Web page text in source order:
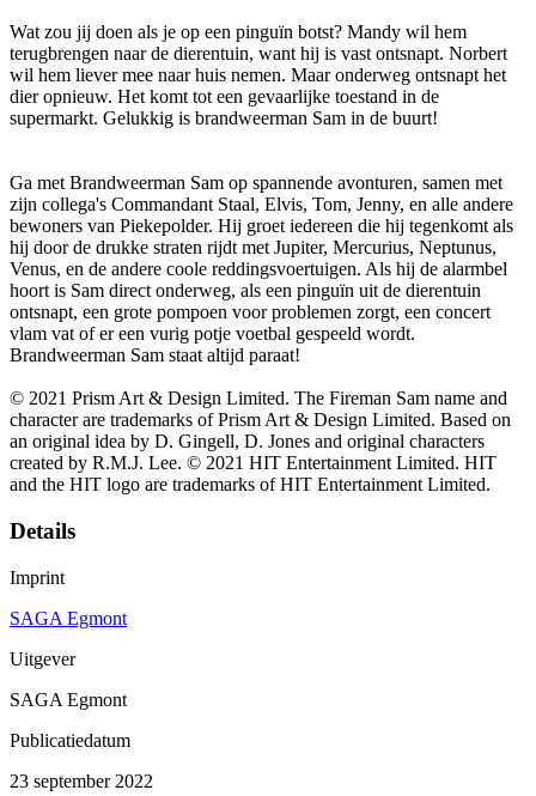
Wat zou jij doen als je op een pinguïn botst? Mandy wil hem
terugbrengen naar de dierentuin, want hij is vast ontsnapt. Norbert
wil hem liever mee naar huis nemen. Maar onderweg ontsnapt het
dier opnieuw. Het komt tot een gevaarlijke toestand in de
supermarkt. Gelukkig is brandweerman Sam in de buurt!
Ga met Brandweerman Sam op spannende avonturen, samen met
zijn collega's Commandant Staal, Elvis, Tom, Jenny, en alle andere
bewoners van Piekepolder. Hij groet iedereen die hij tegenkomt als
hij door de drukke straten rijdt met Jupiter, Mercurius, Neptunus,
Venus, en de andere coole reddingsvoertuigen. Als hij de alarmbel
hoort is Sam direct onderweg, als een pinguïn uit de dierentuin
ontsnapt, een grote pompoen voor problemen zorgt, een concert
vlam vat of er een vurig potje voetbal gespeeld wordt.
Brandweerman Sam staat altijd paraat!
© 2021 Prism Art & Design Limited. The Fireman Sam name and
character are trademarks of Prism Art & Design Limited. Based on
an original idea by D. Gingell, D. Jones and original characters
created by R.M.J. Lee. © 2021 HIT Entertainment Limited. HIT
and the HIT logo are trademarks of HIT Entertainment Limited.
Details
Imprint
SAGA Egmont
Uitgever
SAGA Egmont
Publicatiedatum
23 september 2022